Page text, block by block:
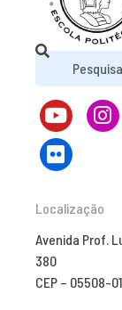
Localização
Avenida Prof.
380
CEP – 05508-